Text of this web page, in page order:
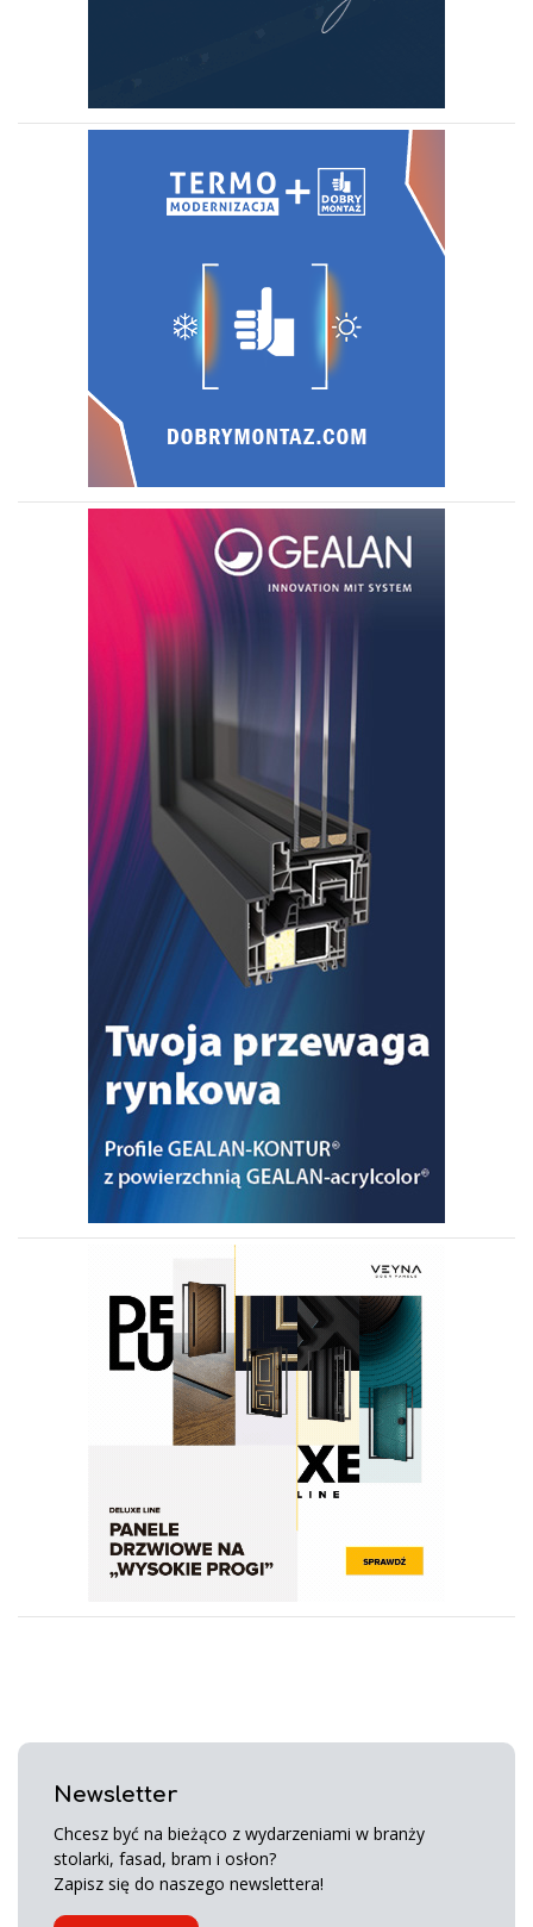
Newsletter
Chcesz być na bieżąco z wydarzeniami w branży
stolarki, fasad, bram i osłon?
Zapisz się do naszego newslettera!